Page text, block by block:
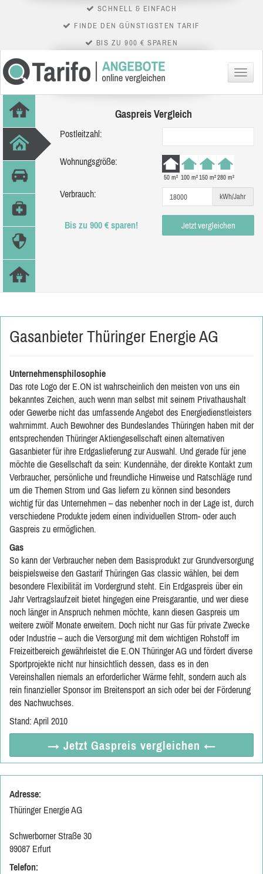
SCHNELL & EINFACH
FINDE DEN GÜNSTIGSTEN TARIF
BIS ZU 900 € SPAREN
Menü
Gaspreis Vergleich
Postleitzahl:
Wohnungsgröße:
50 m² 100 m²150 m²280 m²
Verbrauch: kWh/Jahr
Bis zu 900 € sparen! Jetzt vergleichen
Gasanbieter Thüringer Energie AG
Unternehmensphilosophie
Das rote Logo der E.ON ist wahrscheinlich den meisten von uns ein
bekanntes Zeichen, auch wenn man selbst mit seinem Privathaushalt
oder Gewerbe nicht das umfassende Angebot des Energiedienstleisters
wahrnimmt. Auch Bewohner des Bundeslandes Thüringen haben mit der
entsprechenden Thüringer Aktiengesellschaft einen alternativen
Gasanbieter für ihre Erdgaslieferung zur Auswahl. Und gerade für jene
möchte die Gesellschaft da sein: Kundennähe, der direkte Kontakt zum
Verbraucher, persönliche und freundliche Hinweise und Ratschläge rund
um die Themen Strom und Gas liefern zu können sind besonders
wichtig für das Unternehmen – das nebenher noch in der Lage ist, durch
verschiedene Produkte jedem einen individuellen Strom- oder auch
Gaspreis zu ermöglichen.
Gas
So kann der Verbraucher neben dem Basisprodukt zur Grundversorgung
beispielsweise den Gastarif Thüringen Gas classic wählen, bei dem
besondere Flexibilität im Vordergrund steht. Ein Erdgaspreis über ein
Jahr Vertragslaufzeit bietet hingegen eine Preisgarantie, und wer diese
noch länger in Anspruch nehmen möchte, kann diesen Gaspreis um
weitere zwölf Monate erweitern. Doch nicht nur Gas für private Zwecke
oder Industrie – auch die Versorgung mit dem wichtigen Rohstoff im
Freizeitbereich gewährleistet die E.ON Thüringer AG und fördert diverse
Sportprojekte nicht nur hinsichtlich dessen, dass es in den
Vereinshallen niemals an erforderlicher Wärme fehlt, sondern auch als
rein finanzieller Sponsor im Breitensport an sich oder bei der Förderung
des Nachwuchses.
Stand: April 2010
→ Jetzt Gaspreis vergleichen ←
Adresse:
Thüringer Energie AG
Schwerborner Straße 30
99087 Erfurt
Telefon: